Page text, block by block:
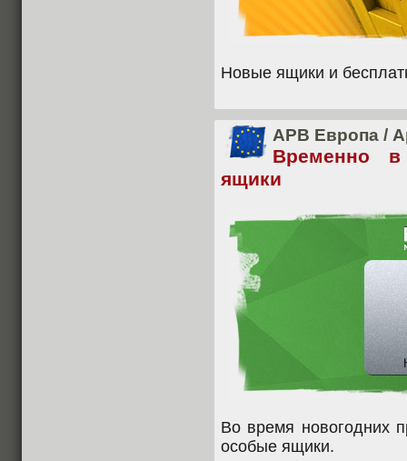
Новые ящики и
APB Европа /
Временно
ящики
Во время новогодних
особые ящики.